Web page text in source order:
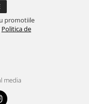
promotiile
Politica de
media